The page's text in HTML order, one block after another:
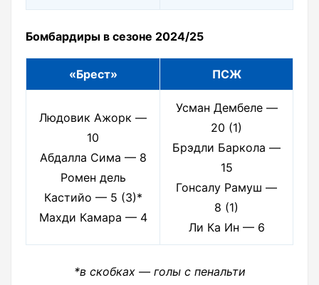
Бомбардиры в сезоне 2024/25
«Брест» ПСЖ
Людовик Ажорк —
10
Абдалла Сима — 8
Ромен дель
Кастийо — 5 (3)*
Махди Камара — 4
Усман Дембеле —
20 (1)
Брэдли Баркола —
15
Гонсалу Рамуш —
8 (1)
Ли Ка Ин — 6
*в скобках — голы с пенальти